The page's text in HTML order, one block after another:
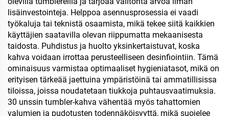
lisäinvestointeja. Helppoa asennusprosessia ei vaadi
työkaluja tai teknistä osaamista, mikä tekee siitä kaikkien
käyttäjien saatavilla olevan riippumatta mekaanisesta
taidosta. Puhdistus ja huolto yksinkertaistuvat, koska
kahva voidaan irrottaa perusteelliseen desinfiointiin. Tämä
ominaisuus varmistaa optimaaliset hygieniatasot, mikä on
erityisen tärkeää jaettuina ympäristöinä tai ammatillisissa
tiloissa, joissa noudatetaan tiukkoja puhtausvaatimuksia.
30 unssin tumbler-kahva vähentää myös tahattomien
valumien ja pudotusten todennäköisyyttä, mikä suojelee